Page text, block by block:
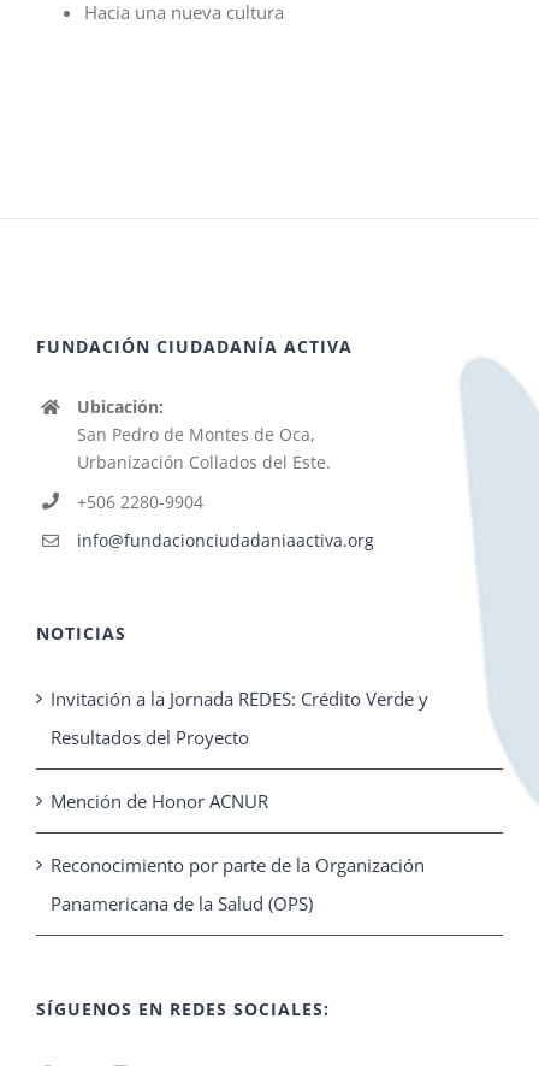
Hacia una nueva cultura
FUNDACIÓN CIUDADANÍA ACTIVA
Ubicación:
San Pedro de Montes de Oca,
Urbanización Collados del Este.
+506 2280-9904
info@fundacionciudadaniaactiva.org
NOTICIAS
Invitación a la Jornada REDES: Crédito Verde y
Resultados del Proyecto
Mención de Honor ACNUR
Reconocimiento por parte de la Organización
Panamericana de la Salud (OPS)
SÍGUENOS EN REDES SOCIALES: